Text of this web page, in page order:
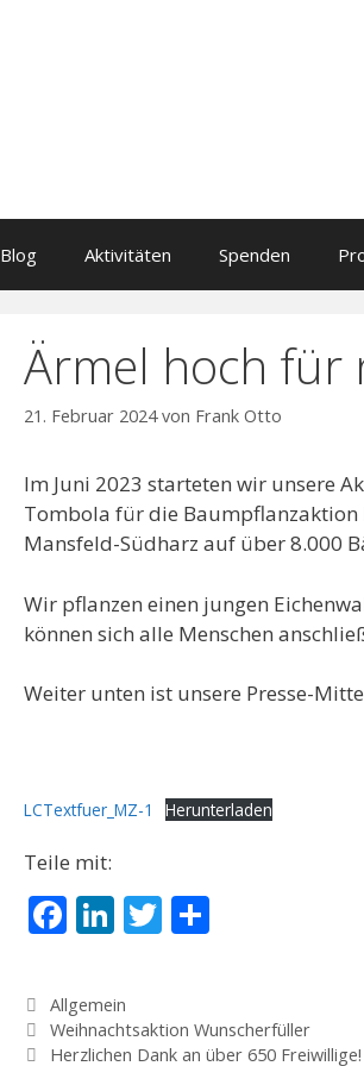
Blog Aktivitäten Spenden
Ärmel hoch für
21. Februar 2024 von Frank Otto
Im Juni 2023 starteten wir unsere
Tombola für die
Mansfeld-Südharz auf über 8.000
Wir pflanzen einen jungen
können sich alle Menschen
Weiter unten ist unsere Presse-
LCTextfuer_MZ-1 Herunterladen
Teile mit:
F
e
b
Li
k
e
T
er n
Allgemein
Weihnachtsaktion Wunscherfüller
Herzlichen Dank an über 650 Freiwillige!